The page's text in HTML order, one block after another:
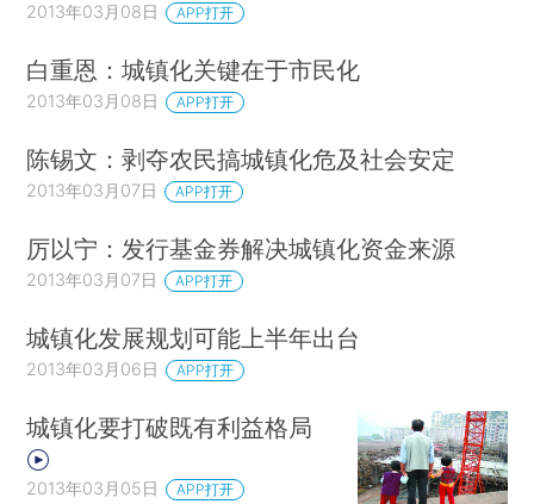
2013年03月08日 APP打开
白重恩：城镇化关键在于市民化
2013年03月08日 APP打开
陈锡文：剥夺农民搞城镇化危及社会安定
2013年03月07日 APP打开
厉以宁：发行基金券解决城镇化资金来源
2013年03月07日 APP打开
城镇化发展规划可能上半年出台
2013年03月06日 APP打开
城镇化要打破既有利益格局
2013年03月05日 APP打开